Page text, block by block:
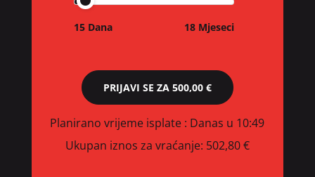
15 Dana 18 Mjeseci
PRIJAVI SE ZA 500,00 €
Planirano vrijeme isplate : Danas u 10:49
Ukupan iznos za vraćanje: 502,80 €